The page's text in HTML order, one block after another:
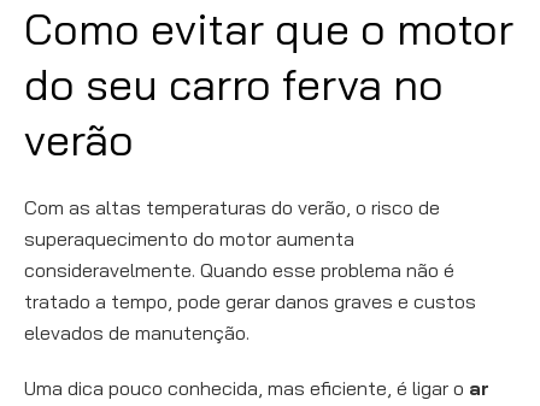
Como evitar que o motor
do seu carro ferva no
verão
Com as altas temperaturas do verão, o risco de
superaquecimento do motor aumenta
consideravelmente. Quando esse problema não é
tratado a tempo, pode gerar danos graves e custos
elevados de manutenção.
Uma dica pouco conhecida, mas eficiente, é ligar o ar